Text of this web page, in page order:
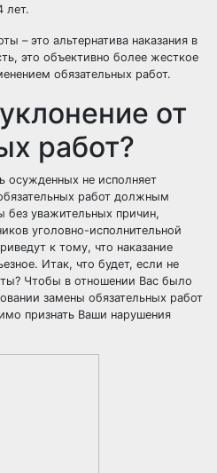
лет.
– это альтернатива наказания в
это объективно более жесткое
обязательных работ.
от
работ?
осужденных не исполняет
работ должным
без уважительных причин,
уголовно-исполнительной
к тому, что наказание
Итак, что будет, если не
Чтобы в отношении Вас было
замены обязательных работ
признать Ваши нарушения